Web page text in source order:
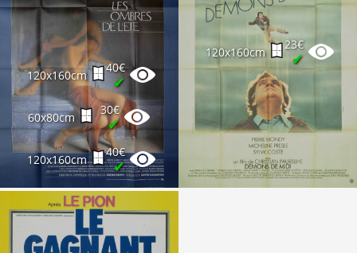
120x160cm
40€
✔
60x80cm
30€
✔
120x160cm
40€
✔
120x160cm
23€
✔